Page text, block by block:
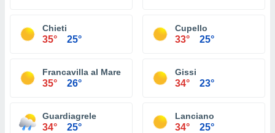
Chieti
35° 25°
Cupello
33° 25°
Francavilla al Mare
35° 26°
Gissi
34° 23°
Guardiagrele
34° 25°
Lanciano
34° 25°